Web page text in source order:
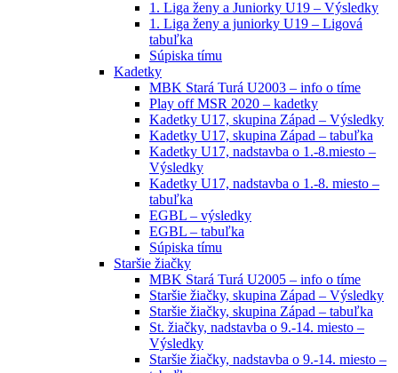
1. Liga ženy a Juniorky U19 – Výsledky
1. Liga ženy a juniorky U19 – Ligová
tabuľka
Súpiska tímu
Kadetky
MBK Stará Turá U2003 – info o tíme
Play off MSR 2020 – kadetky
Kadetky U17, skupina Západ – Výsledky
Kadetky U17, skupina Západ – tabuľka
Kadetky U17, nadstavba o 1.-8.miesto –
Výsledky
Kadetky U17, nadstavba o 1.-8. miesto –
tabuľka
EGBL – výsledky
EGBL – tabuľka
Súpiska tímu
Staršie žiačky
MBK Stará Turá U2005 – info o tíme
Staršie žiačky, skupina Západ – Výsledky
Staršie žiačky, skupina Západ – tabuľka
St. žiačky, nadstavba o 9.-14. miesto –
Výsledky
Staršie žiačky, nadstavba o 9.-14. miesto –